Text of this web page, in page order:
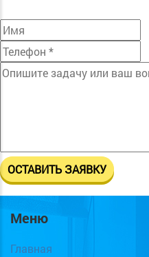
Меню
Главная